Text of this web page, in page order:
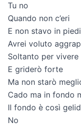
Tu no
Quando non c’eri
E non stavo in piedi
Avrei voluto
Soltanto per vivere
E griderò forte
Ma non starò
Cado ma in fondo
Il fondo è così
No